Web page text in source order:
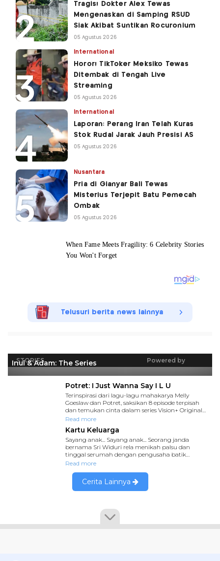
Tragis! Dokter Alex Tewas
Mengenaskan di Samping RSUD
Siak Akibat Suntikan Rocuronium
05 Agustus 2026
International
Horor! TikToker Meksiko Tewas
Ditembak di Tengah Live
Streaming
05 Agustus 2026
International
Laporan: Perang Iran Telah Kuras
Stok Rudal Jarak Jauh Presisi AS
05 Agustus 2026
Nusantara
Pria di Gianyar Bali Tewas
Misterius Terjepit Batu Pemecah
Ombak
05 Agustus 2026
Telusuri berita news lainnya